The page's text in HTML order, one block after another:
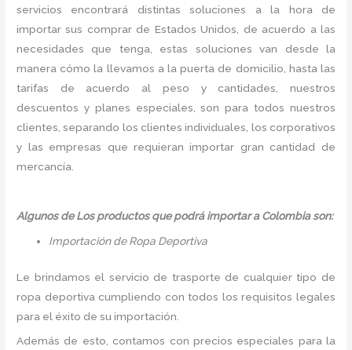
servicios encontrará distintas soluciones a la hora de
importar sus comprar de Estados Unidos, de acuerdo a las
necesidades que tenga, estas soluciones van desde la
manera cómo la llevamos a la puerta de domicilio, hasta las
tarifas de acuerdo al peso y cantidades, nuestros
descuentos y planes especiales, son para todos nuestros
clientes, separando los clientes individuales, los corporativos
y las empresas que requieran importar gran cantidad de
mercancía.
Algunos de Los productos que podrá importar a Colombia son:
Importación de Ropa Deportiva
Le brindamos el servicio de trasporte de cualquier tipo de
ropa deportiva cumpliendo con todos los requisitos legales
para el éxito de su importación.
Además de esto, contamos con precios especiales para la